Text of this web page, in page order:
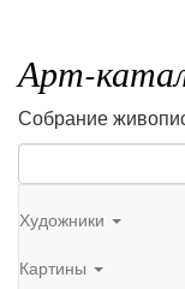
Арт-
Собрание
Художники
Картины